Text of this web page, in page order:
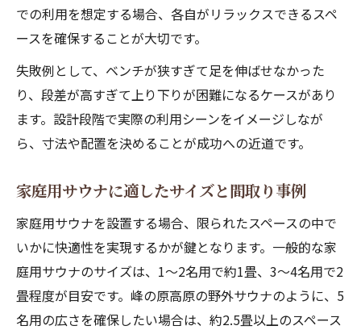
での利用を想定する場合、各自がリラックスできるスペ
ースを確保することが大切です。
失敗例として、ベンチが狭すぎて足を伸ばせなかった
り、段差が高すぎて上り下りが困難になるケースがあり
ます。設計段階で実際の利用シーンをイメージしなが
ら、寸法や配置を決めることが成功への近道です。
家庭用サウナに適したサイズと間取り事例
家庭用サウナを設置する場合、限られたスペースの中で
いかに快適性を実現するかが鍵となります。一般的な家
庭用サウナのサイズは、1〜2名用で約1畳、3〜4名用で2
畳程度が目安です。峰の原高原の野外サウナのように、5
名用の広さを確保したい場合は、約2.5畳以上のスペース